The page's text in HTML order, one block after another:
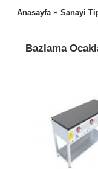
Anasayfa » Sanayi
Bazlama